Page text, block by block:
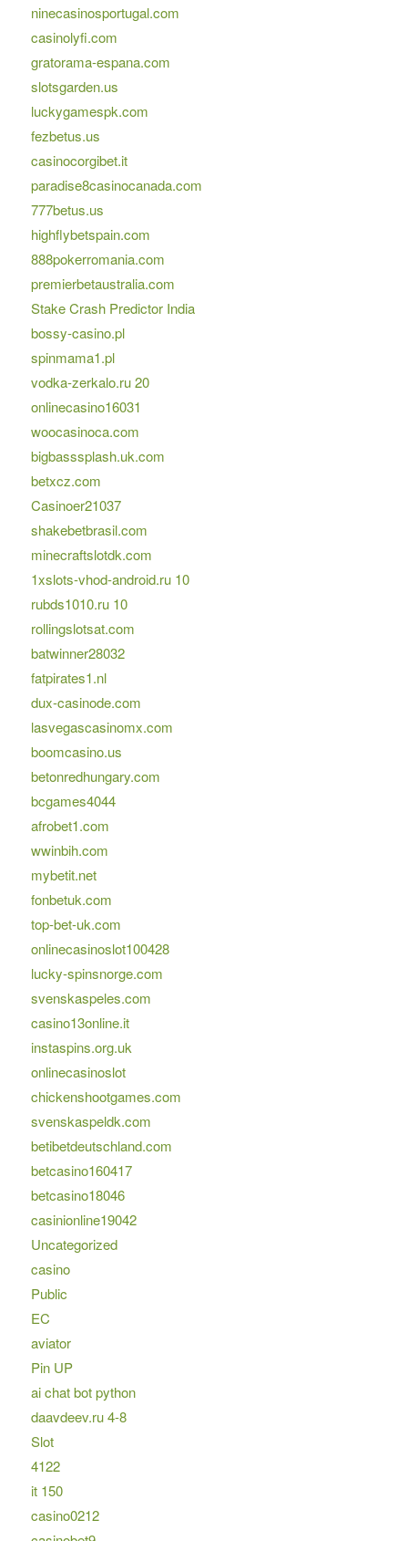
ninecasinosportugal.com
casinolyfi.com
gratorama-espana.com
slotsgarden.us
luckygamespk.com
fezbetus.us
casinocorgibet.it
paradise8casinocanada.com
777betus.us
highflybetspain.com
888pokerromania.com
premierbetaustralia.com
Stake Crash Predictor India
bossy-casino.pl
spinmama1.pl
vodka-zerkalo.ru 20
onlinecasino16031
woocasinoca.com
bigbasssplash.uk.com
betxcz.com
Casinoer21037
shakebetbrasil.com
minecraftslotdk.com
1xslots-vhod-android.ru 10
rubds1010.ru 10
rollingslotsat.com
batwinner28032
fatpirates1.nl
dux-casinode.com
lasvegascasinomx.com
boomcasino.us
betonredhungary.com
bcgames4044
afrobet1.com
wwinbih.com
mybetit.net
fonbetuk.com
top-bet-uk.com
onlinecasinoslot100428
lucky-spinsnorge.com
svenskaspeles.com
casino13online.it
instaspins.org.uk
onlinecasinoslot
chickenshootgames.com
svenskaspeldk.com
betibetdeutschland.com
betcasino160417
betcasino18046
casinionline19042
Uncategorized
casino
Public
EC
aviator
Pin UP
ai chat bot python
daavdeev.ru 4-8
Slot
4122
it 150
casino0212